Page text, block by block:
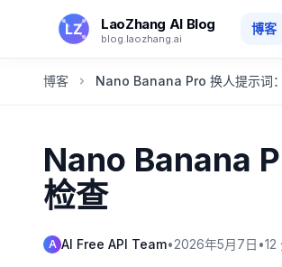
跳转到主要内容
LaoZhang AI Blog
blog.laozhang.ai
博客
博客 Nano Banana Pro 换人提示词
Nano Banana
检查
A AI Free API Team•2026年5月7日 •12